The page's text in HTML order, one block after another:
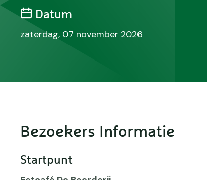
Datum
zaterdag, 07 november 2026
Bezoekers Informatie
Startpunt